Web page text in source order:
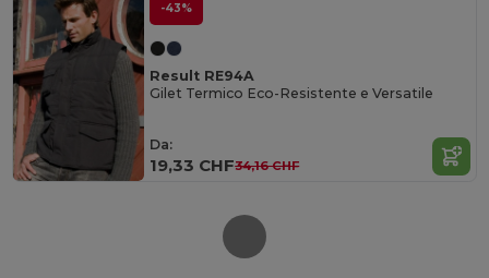
-43%
Result RE94A
Gilet Termico Eco-Resistente e Versatile
Da:
19,33 CHF34,16 CHF